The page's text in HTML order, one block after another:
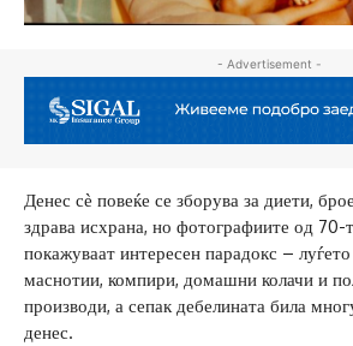
- Advertisement -
Денес сѐ повеќе се зборува за диети,
здрава исхрана, но фотографиите од 70-
покажуваат интересен парадокс – луѓето
маснотии, компири, домашни колачи и
производи, а сепак дебелината била
денес.